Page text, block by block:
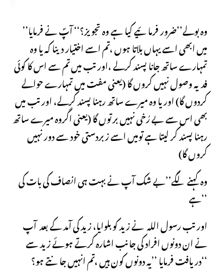
وہ بولے’’ضرور فرمائیے کیا ہے وہ تجویز؟‘‘ آپؐ نے فرمایا’’
میں ابھی اسے یہاں بلاتا ہوں ،تم اسے اختیار دینا کہ یا وہ
تمہارے ساتھ جانا پسند کرلے ،اور تب میں تم سے اس کا کوئی
فدیہ وصول نہیں کروں گا (یعنی مفت میں تمہارے حوالے
کردوں گا) اور یا وہ میرے ساتھ رہنا پسند کرلے، اور تب میں
بھی اس سے بے رُخی نہیں برتوں گا (یعنی اگروہ میرے ساتھ
رہنا پسند کر لیتا ہے تومیں اسے زبردستی خود سے دور نہیں
کروں گا)
وہ کہنے لگے’’بے شک آپ نے بہت ہی انصاف کی بات کی
ہے‘‘
اور تب رسول اللہ نے زید کو بلوایا، زید کی آمد کے بعد آپ
نے ان دونوں افراد کی جانب اشارہ کرتے ہوئے زید سے
دریافت فرمایا ’’یہ دونوں کون ہیں ،تم انہیں جانتے ہو؟‘‘